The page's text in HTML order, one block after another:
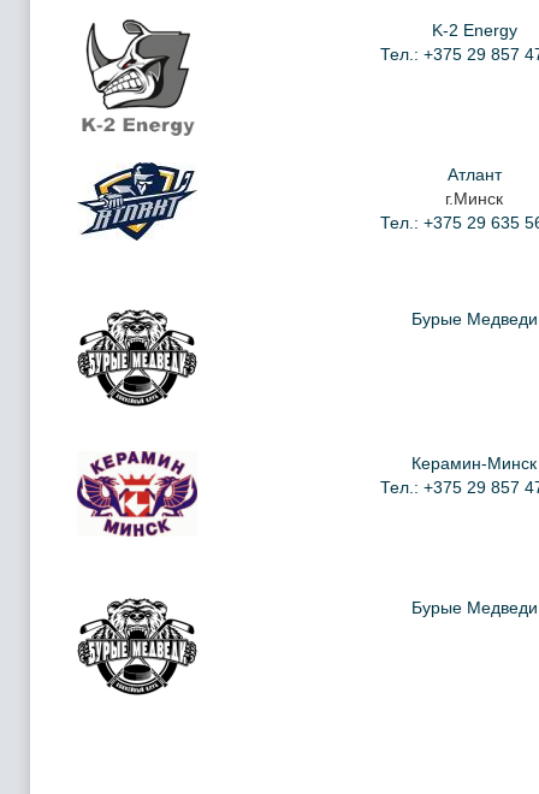
K-2 Energy
Тел.: +375 29 857
Атлант
г.Минск
Тел.: +375 29 635
Бурые Медведи
Керамин-Минск
Тел.: +375 29 857
Бурые Медведи